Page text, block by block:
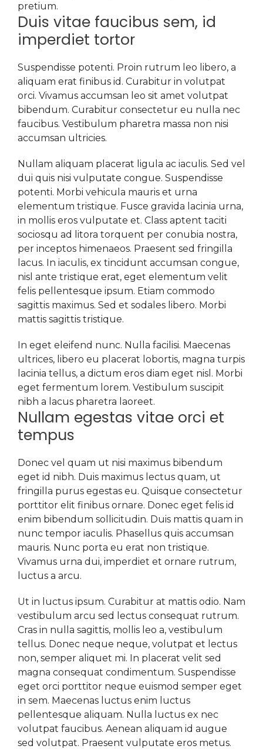
pretium.
Duis vitae faucibus sem, id
imperdiet tortor
Suspendisse potenti. Proin rutrum leo libero, a
aliquam erat finibus id. Curabitur in volutpat
orci. Vivamus accumsan leo sit amet volutpat
bibendum. Curabitur consectetur eu nulla nec
faucibus. Vestibulum pharetra massa non nisi
accumsan ultricies.
Nullam aliquam placerat ligula ac iaculis. Sed vel
dui quis nisi vulputate congue. Suspendisse
potenti. Morbi vehicula mauris et urna
elementum tristique. Fusce gravida lacinia urna,
in mollis eros vulputate et. Class aptent taciti
sociosqu ad litora torquent per conubia nostra,
per inceptos himenaeos. Praesent sed fringilla
lacus. In iaculis, ex tincidunt accumsan congue,
nisl ante tristique erat, eget elementum velit
felis pellentesque ipsum. Etiam commodo
sagittis maximus. Sed et sodales libero. Morbi
mattis sagittis tristique.
In eget eleifend nunc. Nulla facilisi. Maecenas
ultrices, libero eu placerat lobortis, magna turpis
lacinia tellus, a dictum eros diam eget nisl. Morbi
eget fermentum lorem. Vestibulum suscipit
nibh a lacus pharetra laoreet.
Nullam egestas vitae orci et
tempus
Donec vel quam ut nisi maximus bibendum
eget id nibh. Duis maximus lectus quam, ut
fringilla purus egestas eu. Quisque consectetur
porttitor elit finibus ornare. Donec eget felis id
enim bibendum sollicitudin. Duis mattis quam in
nunc tempor iaculis. Phasellus quis accumsan
mauris. Nunc porta eu erat non tristique.
Vivamus urna dui, imperdiet et ornare rutrum,
luctus a arcu.
Ut in luctus ipsum. Curabitur at mattis odio. Nam
vestibulum arcu sed lectus consequat rutrum.
Cras in nulla sagittis, mollis leo a, vestibulum
tellus. Donec neque neque, volutpat et lectus
non, semper aliquet mi. In placerat velit sed
magna consequat condimentum. Suspendisse
eget orci porttitor neque euismod semper eget
in sem. Maecenas luctus enim luctus
pellentesque aliquam. Nulla luctus ex nec
volutpat faucibus. Aenean aliquam id augue
sed volutpat. Praesent vulputate eros metus.